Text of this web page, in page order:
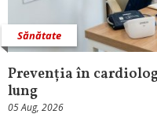
Sănătate
Prevenția în
lung
05 Aug, 2026